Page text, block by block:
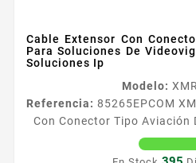
Cable Extensor Con
Para Soluciones De
Soluciones Ip
Modelo:
Referencia: 85265EPCOM
Con Conector Tipo Aviación
De Videovigilancia Móvil
Cable de Conexioacuten de